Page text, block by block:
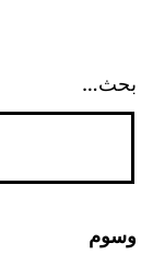
بحث…
وسوم